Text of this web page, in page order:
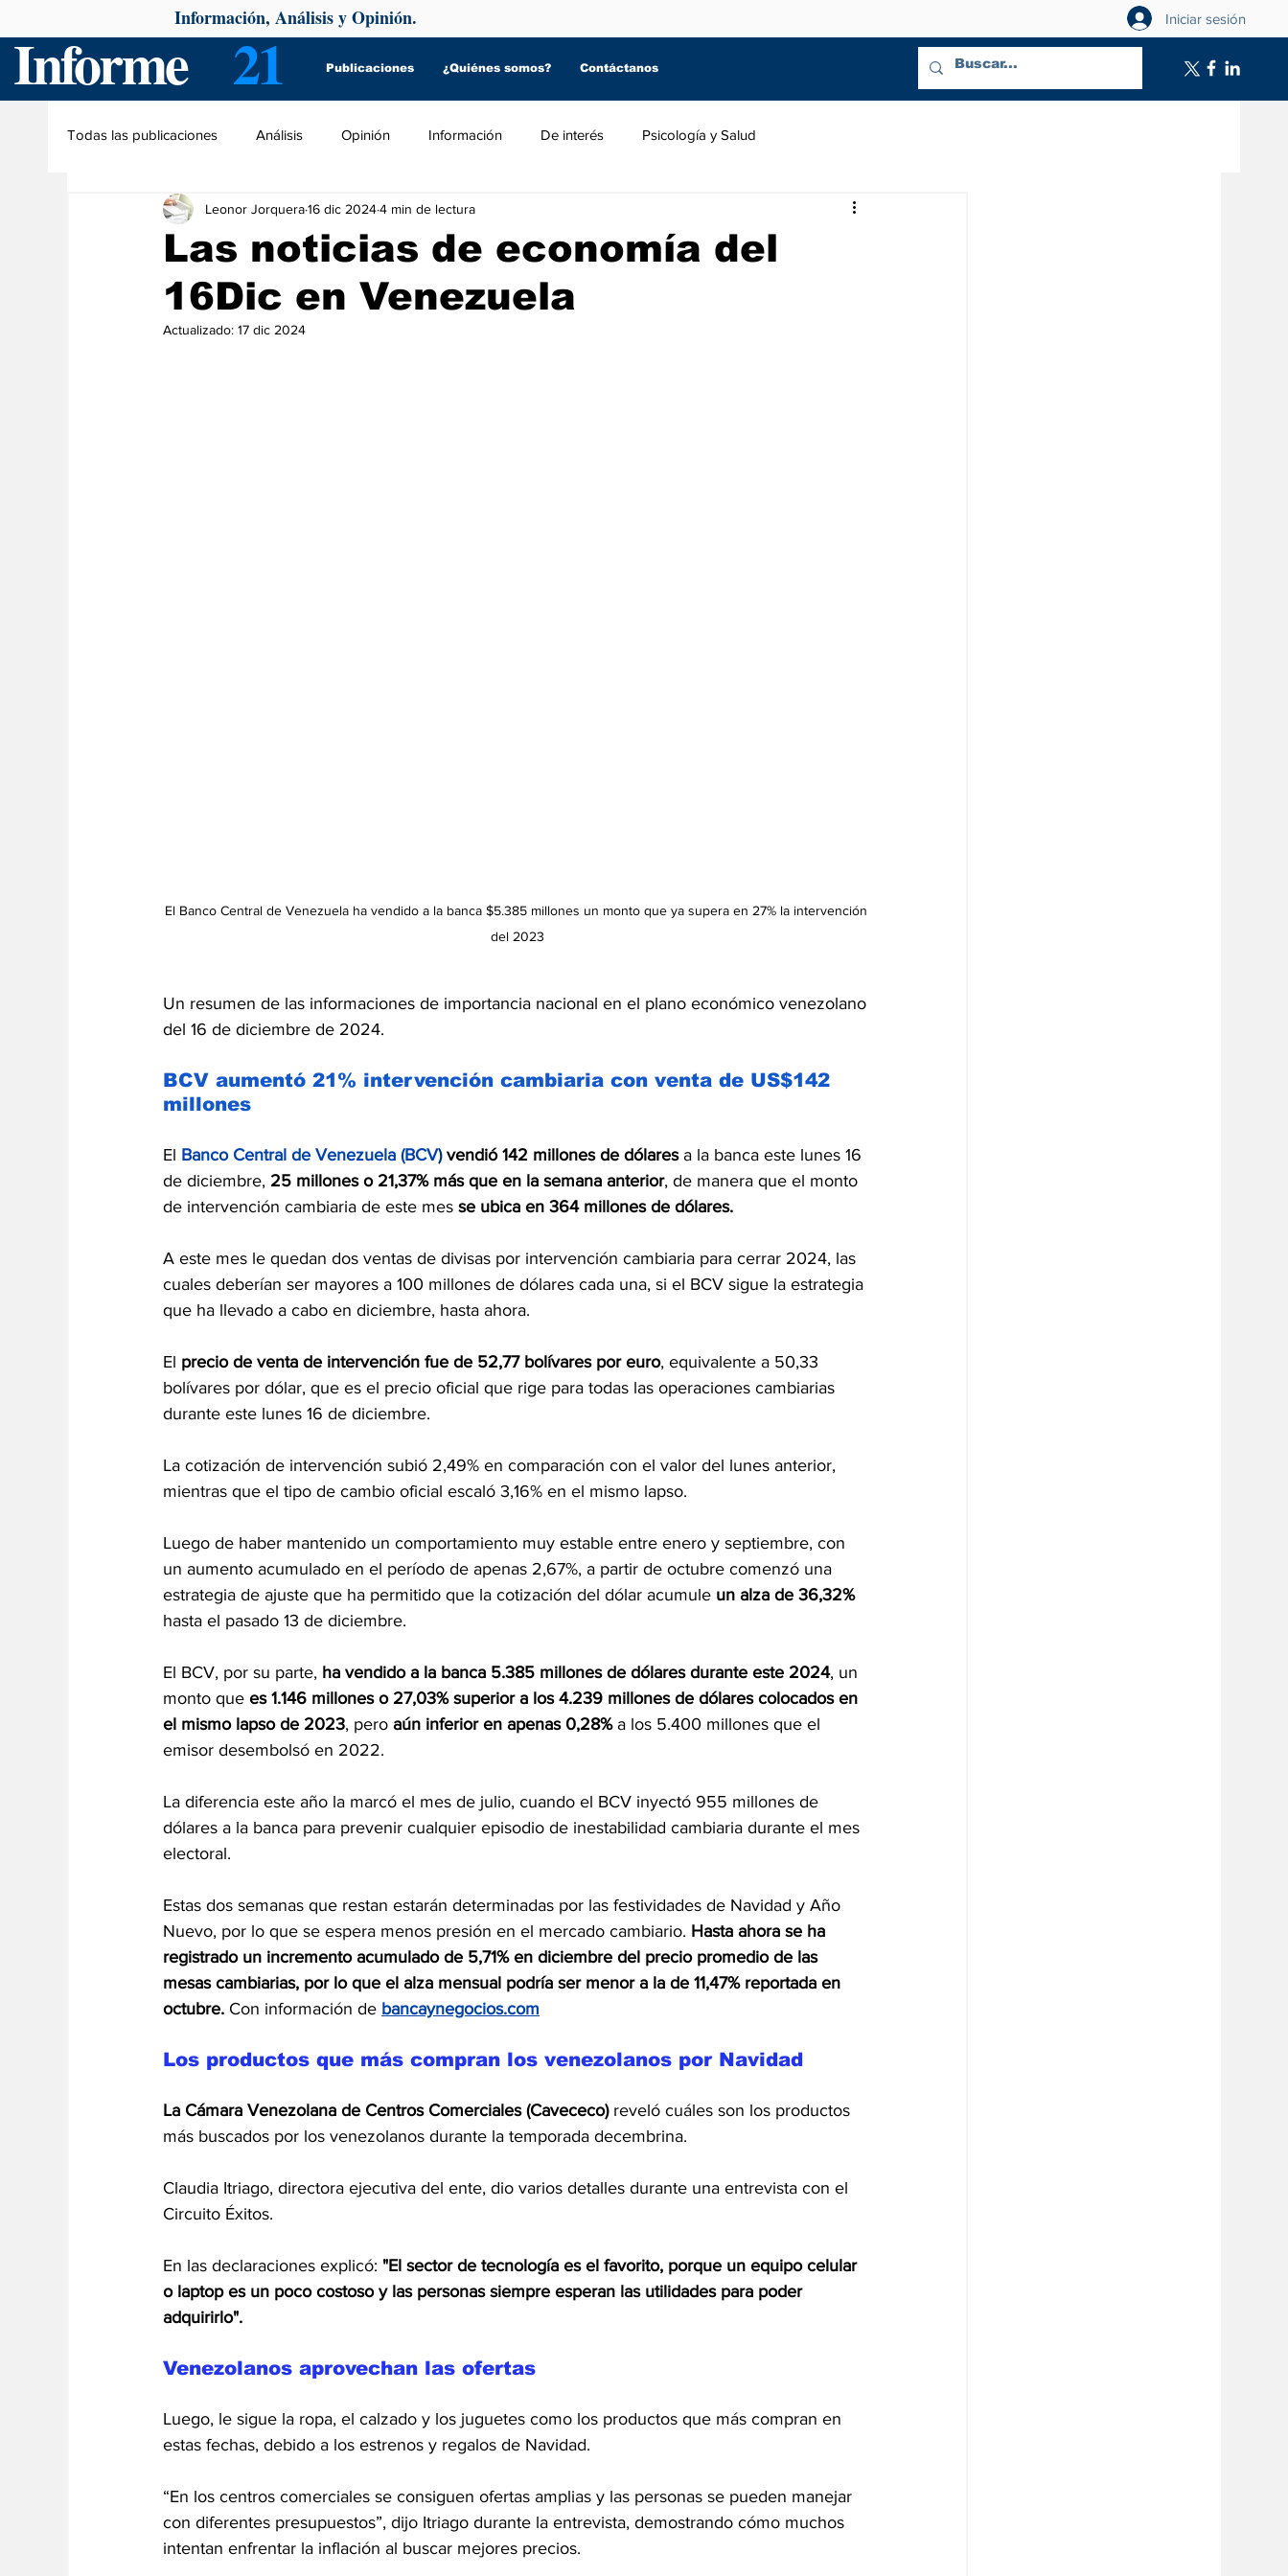
Informe 21 Publicaciones ¿Quiénes somos? Contáctanos
Información, Análisis y Opinión. Iniciar sesión
Todas las publicaciones Análisis Opinión Información De interés Psicología y Salud
Las noticias de economía del
16Dic en Venezuela
Leonor Jorquera16 dic 20244 min de lectura
Actualizado: 17 dic 2024
El Banco Central de Venezuela ha vendido a la banca $5.385 millones un monto que ya supera en 27% la intervención
del 2023
Un resumen de las informaciones de importancia nacional en el plano económico venezolano
del 16 de diciembre de 2024.
BCV aumentó 21% intervención cambiaria con venta de US$142
millones
El Banco Central de Venezuela (BCV) vendió 142 millones de dólares a la banca este lunes 16
de diciembre, 25 millones o 21,37% más que en la semana anterior, de manera que el monto
de intervención cambiaria de este mes se ubica en 364 millones de dólares.
A este mes le quedan dos ventas de divisas por intervención cambiaria para cerrar 2024, las
cuales deberían ser mayores a 100 millones de dólares cada una, si el BCV sigue la estrategia
que ha llevado a cabo en diciembre, hasta ahora.
El precio de venta de intervención fue de 52,77 bolívares por euro, equivalente a 50,33
bolívares por dólar, que es el precio oficial que rige para todas las operaciones cambiarias
durante este lunes 16 de diciembre.
La cotización de intervención subió 2,49% en comparación con el valor del lunes anterior,
mientras que el tipo de cambio oficial escaló 3,16% en el mismo lapso.
Luego de haber mantenido un comportamiento muy estable entre enero y septiembre, con
un aumento acumulado en el período de apenas 2,67%, a partir de octubre comenzó una
estrategia de ajuste que ha permitido que la cotización del dólar acumule un alza de 36,32%
hasta el pasado 13 de diciembre.
El BCV, por su parte, ha vendido a la banca 5.385 millones de dólares durante este 2024, un
monto que es 1.146 millones o 27,03% superior a los 4.239 millones de dólares colocados en
el mismo lapso de 2023, pero aún inferior en apenas 0,28% a los 5.400 millones que el
emisor desembolsó en 2022.
La diferencia este año la marcó el mes de julio, cuando el BCV inyectó 955 millones de
dólares a la banca para prevenir cualquier episodio de inestabilidad cambiaria durante el mes
electoral.
Estas dos semanas que restan estarán determinadas por las festividades de Navidad y Año
Nuevo, por lo que se espera menos presión en el mercado cambiario. Hasta ahora se ha
registrado un incremento acumulado de 5,71% en diciembre del precio promedio de las
mesas cambiarias, por lo que el alza mensual podría ser menor a la de 11,47% reportada en
octubre. Con información de bancaynegocios.com
Los productos que más compran los venezolanos por Navidad
La Cámara Venezolana de Centros Comerciales (Cavececo) reveló cuáles son los productos
más buscados por los venezolanos durante la temporada decembrina.
Claudia Itriago, directora ejecutiva del ente, dio varios detalles durante una entrevista con el
Circuito Éxitos.
En las declaraciones explicó: "El sector de tecnología es el favorito, porque un equipo celular
o laptop es un poco costoso y las personas siempre esperan las utilidades para poder
adquirirlo".
Venezolanos aprovechan las ofertas
Luego, le sigue la ropa, el calzado y los juguetes como los productos que más compran en
estas fechas, debido a los estrenos y regalos de Navidad.
“En los centros comerciales se consiguen ofertas amplias y las personas se pueden manejar
con diferentes presupuestos”, dijo Itriago durante la entrevista, demostrando cómo muchos
intentan enfrentar la inflación al buscar mejores precios.